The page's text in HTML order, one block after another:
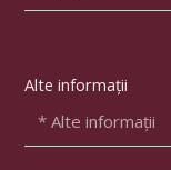
Alte informații